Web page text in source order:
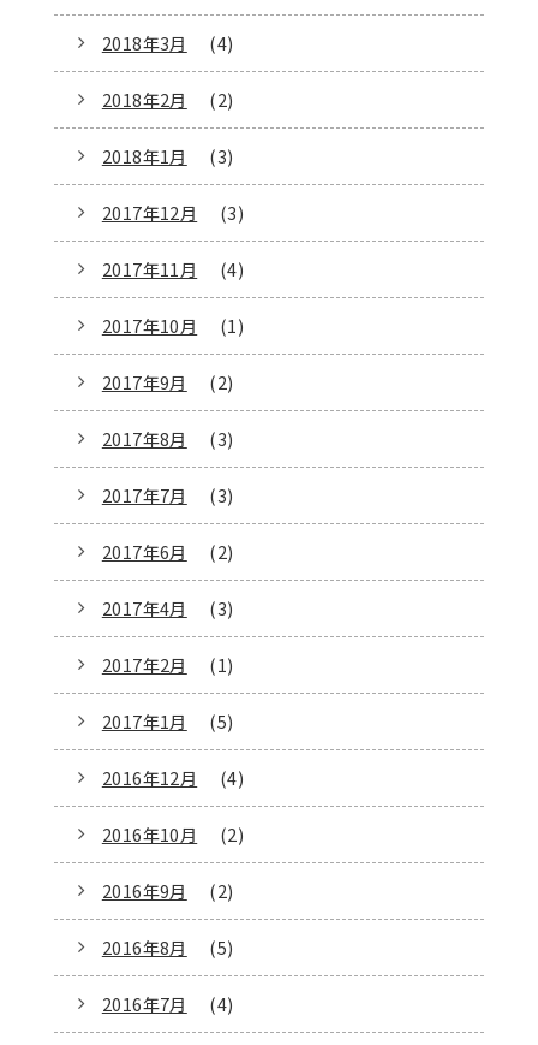
2018年3月 (4)
2018年2月 (2)
2018年1月 (3)
2017年12月 (3)
2017年11月 (4)
2017年10月 (1)
2017年9月 (2)
2017年8月 (3)
2017年7月 (3)
2017年6月 (2)
2017年4月 (3)
2017年2月 (1)
2017年1月 (5)
2016年12月 (4)
2016年10月 (2)
2016年9月 (2)
2016年8月 (5)
2016年7月 (4)